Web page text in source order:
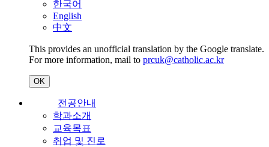
한국어
English
中文
This provides an unofficial translation by the Google translate.
For more information, mail to prcuk@catholic.ac.kr
OK
전공안내
학과소개
교육목표
취업 및 진로